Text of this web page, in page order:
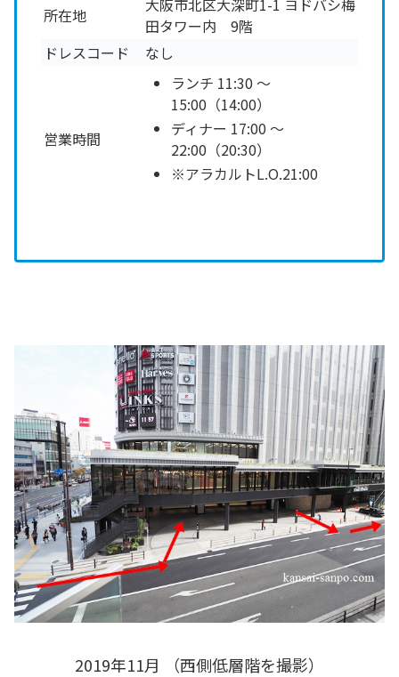
所在地
大阪市北区大深町1-1 ヨドバシ梅
田タワー内 9階
ドレスコード
なし
営業時間
ランチ 11:30 ～
15:00（14:00）
ディナー 17:00 ～
22:00（20:30）
※アラカルトL.O.21:00
2019年11月 （西側低層階を撮影）